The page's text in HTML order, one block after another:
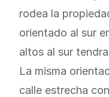
rodea la
orientado al sur
altos al sur
La misma
calle estrecha